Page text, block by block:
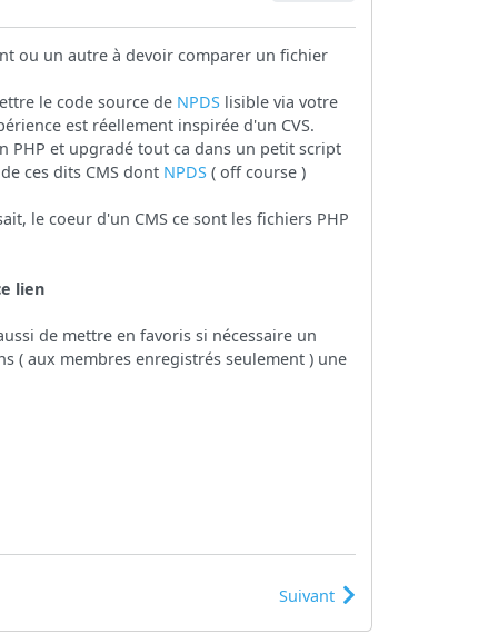
ou un autre à devoir comparer un fichier
le code source de NPDS lisible via votre
est réellement inspirée d'un CVS.
PHP et upgradé tout ca dans un petit script
ces dits CMS dont NPDS ( off course )
le coeur d'un CMS ce sont les fichiers PHP
lien
de mettre en favoris si nécessaire un
( aux membres enregistrés seulement ) une
Suivant